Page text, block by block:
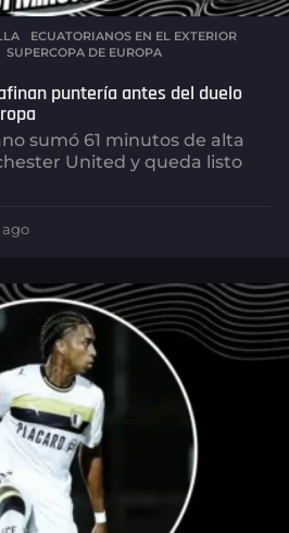
,ECUATORIANOS EN EL EXTERIOR
,SUPERCOPA DE EUROPA
puntería antes del duelo
sumó 61 minutos de alta
United y queda listo
ago
r
g
o